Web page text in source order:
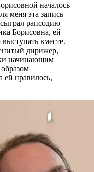
началось
меня эта запись
рапсодию
Борисовна, ей
вместе.
дирижер,
начинающим
ей нравилось,